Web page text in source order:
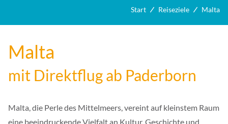
Start Reiseziele Malta
Malta
mit Direktflug ab Paderborn
Malta, die Perle des Mittelmeers, vereint auf kleinstem Raum
eine beeindruckende Vielfalt an Kultur, Geschichte und